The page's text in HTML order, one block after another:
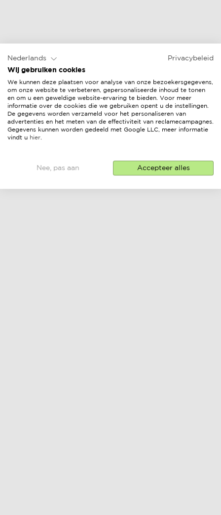
Nederlands
Privacybeleid
Wij gebruiken cookies
We kunnen deze plaatsen voor analyse van onze bezoekersgegevens,
om onze website te verbeteren, gepersonaliseerde inhoud te tonen
en om u een geweldige website-ervaring te bieden. Voor meer
informatie over de cookies die we gebruiken opent u de instellingen.
De gegevens worden verzameld voor het personaliseren van
advertenties en het meten van de effectiviteit van reclamecampagnes.
Gegevens kunnen worden gedeeld met Google LLC, meer informatie
vindt u hier
Nee, pas aan Accepteer alles